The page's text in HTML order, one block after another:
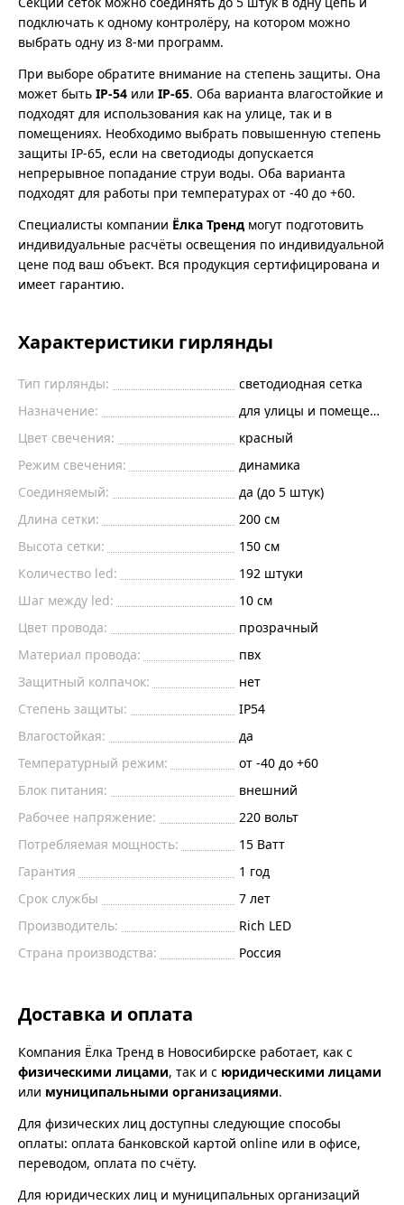
подключать к одному контролёру, на котором можно
выбрать одну из 8-ми программ.
При выборе обратите внимание на степень защиты. Она
может быть IP-54 или IP-65. Оба варианта влагостойкие и
подходят для использования как на улице, так и в
помещениях. Необходимо выбрать повышенную степень
защиты IP-65, если на светодиоды допускается
непрерывное попадание струи воды. Оба варианта
подходят для работы при температурах от -40 до +60.
Специалисты компании Ёлка Трендмогут подготовить
индивидуальные расчёты освещения по индивидуальной
цене под ваш объект. Вся продукция сертифицирована и
имеет гарантию.
Характеристики гирлянды
Тип гирлянды:
светодиодная сетка
Назначение:
для улицы и помещений
Цвет свечения:
красный
Режим свечения:
динамика
Соединяемый:
да (до 5 штук)
Длина сетки:
200 см
Высота сетки:
150 см
Количество led:
192 штуки
Шаг между led:
10 см
Цвет провода:
прозрачный
Материал провода:
пвх
Защитный колпачок:
нет
Степень защиты:
IP54
Влагостойкая:
да
Температурный режим:
от -40 до +60
Блок питания:
внешний
Рабочее напряжение:
220 вольт
Потребляемая мощность:
15 Ватт
Гарантия
1 год
Срок службы
7 лет
Производитель:
Rich LED
Страна производства:
Россия
Доставка и оплата
Компания Ёлка Тренд в Новосибирске работает, как с
физическими лицами, так и с юридическими лицами
или муниципальными организациями.
Для физических лиц доступны следующие способы
оплаты: оплата банковской картой online или в офисе,
переводом, оплата по счёту.
Для юридических лиц и муниципальных организаций